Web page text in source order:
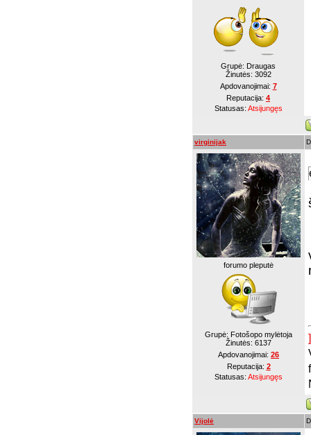
Grupė: Draugas
Žinutės: 3092
Apdovanojimai: 7
Reputacija: 4
Statusas: Atsijungęs
virginijak
forumo pleputė
Grupė: Fotošopo mylėtoja
Žinutės: 6137
Apdovanojimai: 26
Reputacija: 2
Statusas: Atsijungęs
]
Vijolė